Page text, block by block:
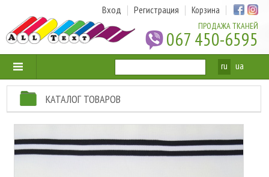
ПРОДАЖА ТКАНЕЙ
067 450-6595
Вход Регистрация Корзина
ru ua
КАТАЛОГ ТОВАРОВ